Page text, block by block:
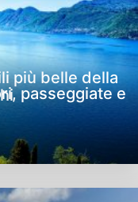
più belle della
passeggiate e